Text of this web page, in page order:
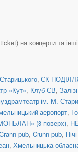
на концерти та інші
, СК
«Кут», Клуб СВ,
ім. М.
аеропорт,
(3 поверх),
Crann pub, Crunn pub,
, Хмельницька